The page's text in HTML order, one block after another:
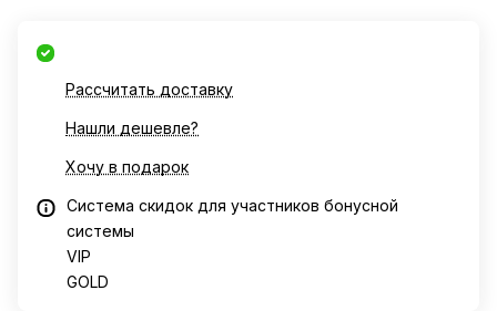
Рассчитать доставку
Нашли дешевле?
Хочу в подарок
Система скидок для участников бонусной
системы
VIP
GOLD